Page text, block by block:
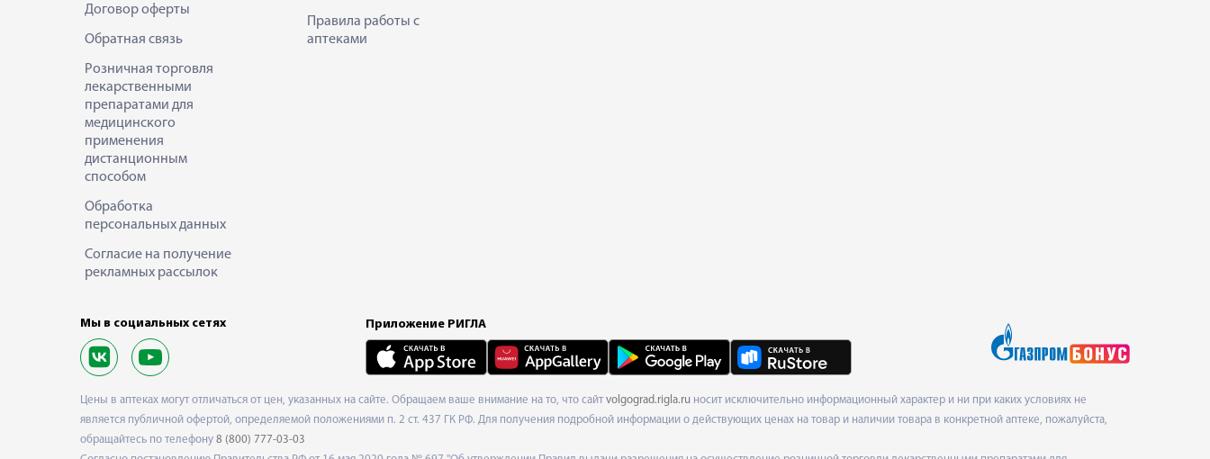
Договор оферты
Обратная связь
Розничная торговля
лекарственными
препаратами для
медицинского
применения
дистанционным
способом
Обработка
персональных данных
Согласие на получение
рекламных рассылок
Правила работы с
аптеками
Мы в социальных сетях Приложение РИГЛА
Цены в аптеках могут отличаться от цен, указанных на сайте. Обращаем ваше внимание на то, что сайт volgograd.rigla.ru носит исключительно информационный характер и ни при каких условиях не
является публичной офертой, определяемой положениями п. 2 ст. 437 ГК РФ. Для получения подробной информации о действующих ценах на товар и наличии товара в конкретной аптеке, пожалуйста,
обращайтесь по телефону 8 (800) 777-03-03